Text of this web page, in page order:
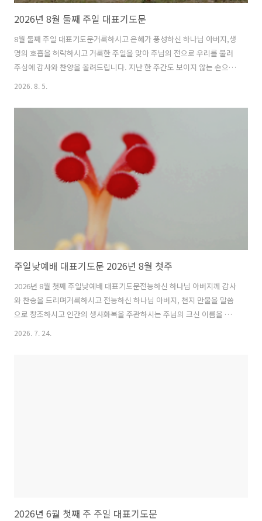
2026년 8월 둘째 주일 대표기도문
8월 둘째 주일 대표기도문거룩하시고 은혜가 풍성하신 하나님 아버지,생
명의 호흡을 허락하시고 거룩한 주일을 맞아 주님의 전으로 우리를 불러
주심에 감사와 찬양을 올려드립니다. 지난 한 주간도 보이지 않는 손으로
우리의 삶을 붙드시고, 넘어질 때마다 일으켜 세우시며, 오늘도 예배의
도 우리의 생명과 가정을 지켜 주시고, 계절을 다스리시는 창조주 하나님
의 백합화를 입히시고 공중의 새를 먹이시는 하나님께서 우리의 삶 또한
가장 선한 길로 인도하심을 믿습니다.하나님 아버지, 무엇보다 우리의 심
령을 새롭게 하여 주옵소서. 육신은 더위에 지칠지라도 우리의 영혼은 성
령 안에서 더욱 뜨거..
2026. 8. 5.
주일낮예배 대표기도문 2026년 8월 첫주
2026년 8월 첫째 주일낮예배 대표기도문전능하신 하나님 아버지께 감사
와 찬송을 드리며거룩하시고 전능하신 하나님 아버지, 천지 만물을 말씀
으로 창조하시고 인간의 생사화복을 주관하시는 주님의 크신 이름을 찬
양합니다. 지난 한 주간도 죄 많고 부족한 저희들을 눈동자같이 지켜 주
2026. 7. 24.
2026년 6월 첫째 주 주일 대표기도문